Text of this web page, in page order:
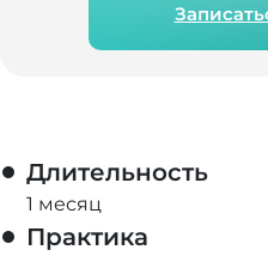
Длительность
1 месяц
Практика